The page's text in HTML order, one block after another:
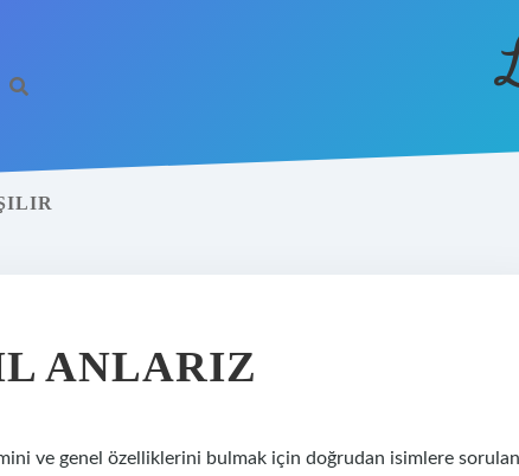
ANLARIZ
ve genel özelliklerini bulmak için doğrudan isimlere sorulan